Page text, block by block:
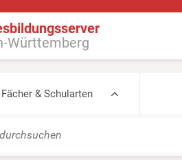
Württemberg
Fächer & Schularten